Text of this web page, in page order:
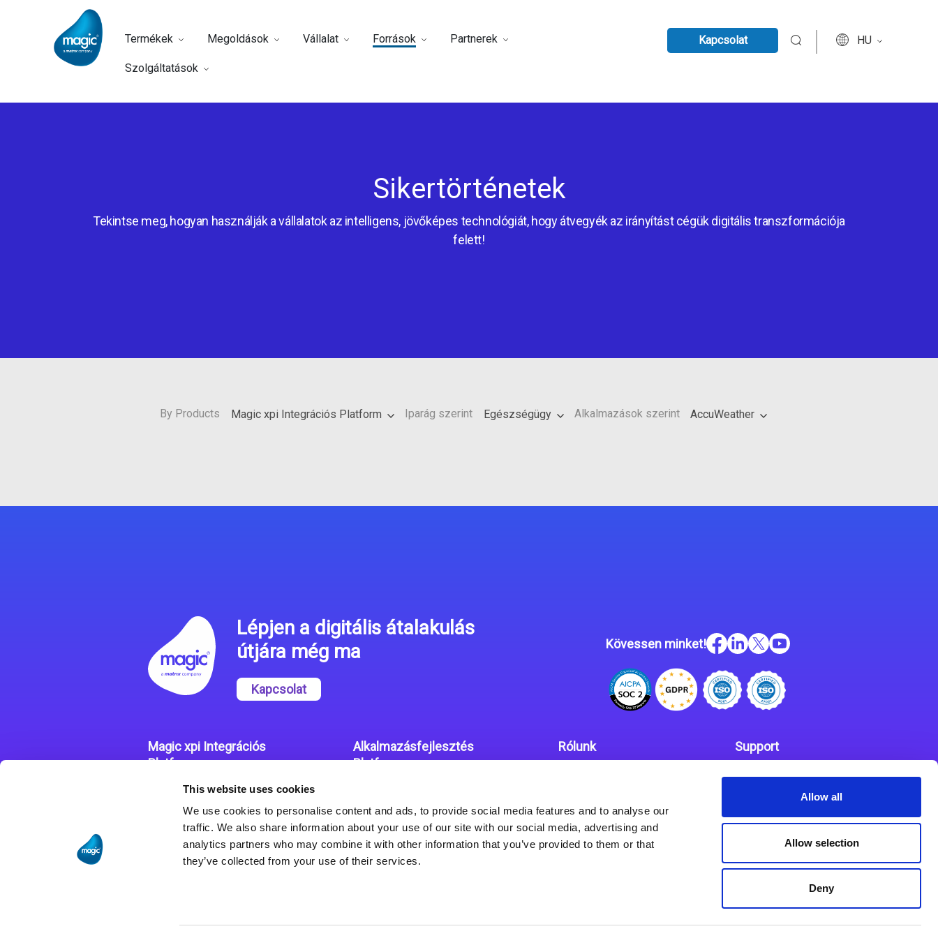
This website uses cookies
We use cookies to personalise content and ads, to provide social media features and to analyse our
traffic. We also share information about your use of our site with our social media, advertising and
analytics partners who may combine it with other information that you’ve provided to them or that
they’ve collected from your use of their services.
Allow all
Allow selection
Deny
Termékek Megoldások Vállalat Források Partnerek
Szolgáltatások
Kapcsolat HU
Sikertörténetek
Tekintse meg, hogyan használják a vállalatok az intelligens, jövőképes technológiát, hogy átvegyék az irányítást cégük digitális transzformációja
felett!
By Products Magic xpi Integrációs Platform Iparág szerint Egészségügy Alkalmazások szerint AccuWeather
Lépjen a digitális átalakulás
útjára még ma
Kapcsolat
Kövessen minket!
Magic xpi Integrációs
Platform
Integrációs Platform
Sikertörténetek
Alkalmazásfejlesztés
Platform
platform
Magic xpa Web Alkalmazás
Keretrendszer
Rólunk
Support
Kapcsolat